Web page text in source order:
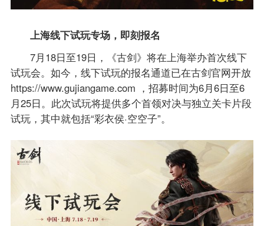
上海线下试玩专场，即刻报名
7月18日至19日，《古剑》将在上海举办首次线下
试玩会。如今，线下试玩的报名通道已在古剑官网开放
https://www.gujiangame.com ，招募时间为6月6日至6
月25日。此次试玩将提供多个首领对决与独立关卡片段
试玩，其中就包括“彩衣侯·空空子”。